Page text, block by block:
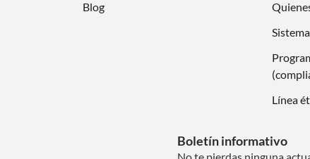
Blog
Línea
Boletín informativo